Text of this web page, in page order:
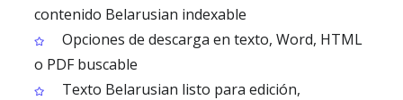
contenido Belarusian indexable
Opciones de descarga en texto, Word, HTML
o PDF buscable
Texto Belarusian listo para edición,